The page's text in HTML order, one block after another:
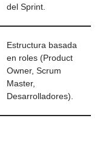
del Sprint.
Estructura basada
en roles (Product
Owner, Scrum
Master,
Desarrolladores).